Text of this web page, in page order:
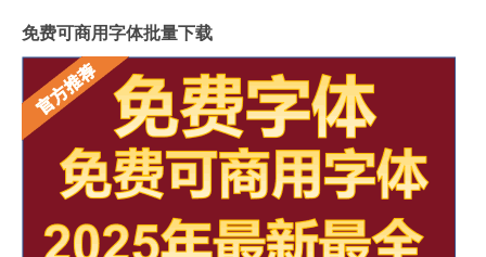
免费可商用字体批量下载